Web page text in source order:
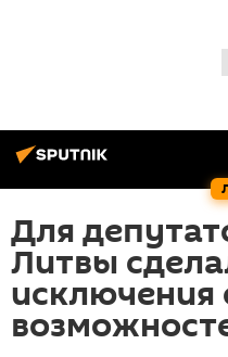
Для
Литвы
исключения